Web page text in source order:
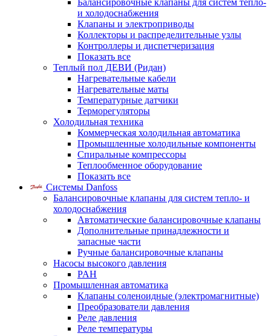
Балансировочные клапаны для систем тепло-
и холодоснабжения
Клапаны и электроприводы
Коллекторы и распределительные узлы
Контроллеры и диспетчеризация
Показать все
Теплый пол ДЕВИ (Ридан)
Нагревательные кабели
Нагревательные маты
Температурные датчики
Терморегуляторы
Холодильная техника
Коммерческая холодильная автоматика
Промышленные холодильные компоненты
Спиральные компрессоры
Теплообменное оборудование
Показать все
Системы Danfoss
Балансировочные клапаны для систем тепло- и
холодоснабжения
Автоматические балансировочные клапаны
Дополнительные принадлежности и
запасные части
Ручные балансировочные клапаны
Насосы высокого давления
PAH
Промышленная автоматика
Клапаны соленоидные (электромагнитные)
Преобразователи давления
Реле давления
Реле температуры